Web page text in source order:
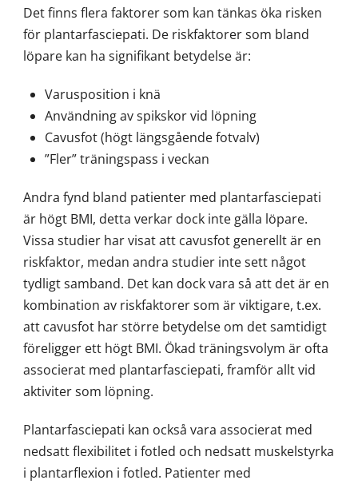
Det finns flera faktorer som kan tänkas öka risken
för plantarfasciepati. De riskfaktorer som bland
löpare kan ha signifikant betydelse är:
Varusposition i knä
Användning av spikskor vid löpning
Cavusfot (högt längsgående fotvalv)
”Fler” träningspass i veckan
Andra fynd bland patienter med plantarfasciepati
är högt BMI, detta verkar dock inte gälla löpare.
Vissa studier har visat att cavusfot generellt är en
riskfaktor, medan andra studier inte sett något
tydligt samband. Det kan dock vara så att det är en
kombination av riskfaktorer som är viktigare, t.ex.
att cavusfot har större betydelse om det samtidigt
föreligger ett högt BMI. Ökad träningsvolym är ofta
associerat med plantarfasciepati, framför allt vid
aktiviter som löpning.
Plantarfasciepati kan också vara associerat med
nedsatt flexibilitet i fotled och nedsatt muskelstyrka
i plantarflexion i fotled. Patienter med